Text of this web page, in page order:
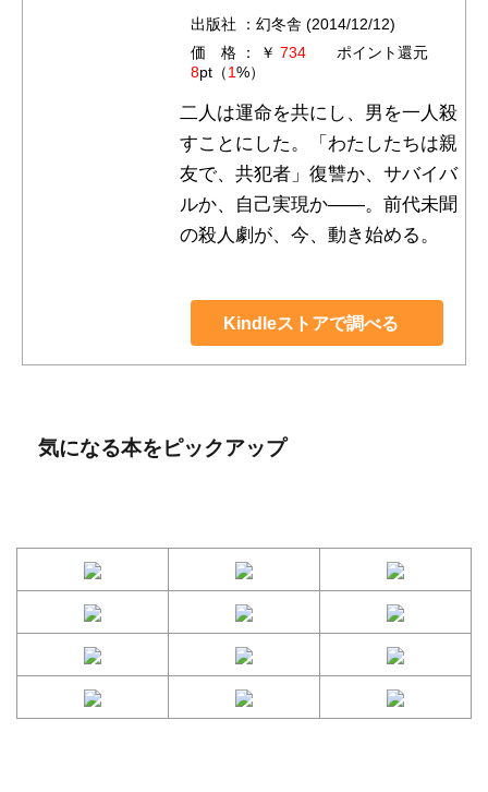
出版社 ：幻冬舎 (2014/12/12)
価 格 ： ￥ 734ポイント還元
8pt（1%）
二人は運命を共にし、男を一人殺
すことにした。「わたしたちは親
友で、共犯者」復讐か、サバイバ
ルか、自己実現か——。前代未聞
の殺人劇が、今、動き始める。
Kindleストアで調べる
気になる本をピックアップ